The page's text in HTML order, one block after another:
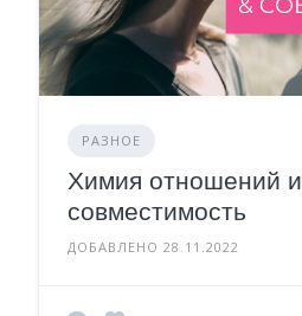
РАЗНОЕ
Химия отношений и
совместимость
ДОБАВЛЕНО 28.11.2022